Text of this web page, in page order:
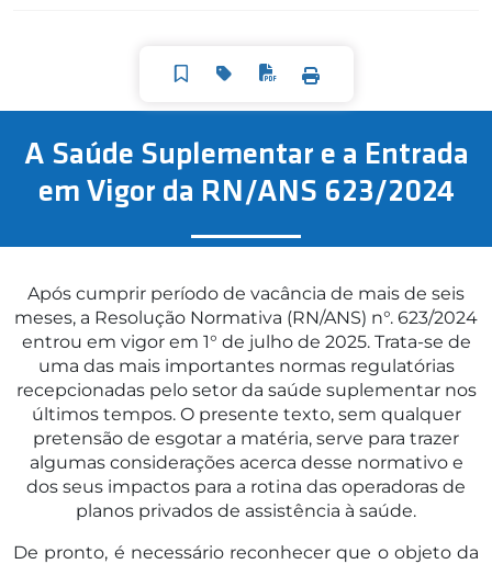
A Saúde Suplementar e a Entrada
em Vigor da RN/ANS 623/2024
Após cumprir período de vacância de mais de seis
meses, a Resolução Normativa (RN/ANS) n°. 623/2024
entrou em vigor em 1° de julho de 2025. Trata-se de
uma das mais importantes normas regulatórias
recepcionadas pelo setor da saúde suplementar nos
últimos tempos. O presente texto, sem qualquer
pretensão de esgotar a matéria, serve para trazer
algumas considerações acerca desse normativo e
dos seus impactos para a rotina das operadoras de
planos privados de assistência à saúde.
De pronto, é necessário reconhecer que o objeto da